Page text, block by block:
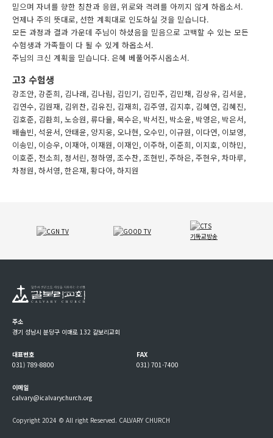
믿으며 자녀를 향한 칭찬과 응원, 위로와 격려를 아끼지 않게 하옵소서.
언제나 주의 뜻대로, 선한 계획대로 인도하실 것을 믿습니다.
모든 과정과 결과 가운데 주님이 하셨음을 믿음으로 고백할 수 있는 모든
수험생과 가족들이 다 될 수 있게 하옵소서.
주님의 크신 계획을 믿습니다. 은혜 베풀어주시옵소서.
고3 수험생
강조안, 강준희, 김나래, 김나림, 김민기, 김민주, 김민채, 김상유, 김서윤,
김연수, 김원재, 김위찬, 김유진, 김재희, 김주영, 김지후, 김혜연, 김혜진,
김호준, 김환희, 노승원, 류다율, 목수은, 박서진, 박소윤, 박영은, 박은서,
배솔빈, 석윤서, 안태윤, 양지웅, 오나현, 오수민, 이규원, 이다연, 이보영,
이송민, 이승우, 이재아, 이재원, 이재인, 이주하, 이준희, 이지호, 이하민,
이호준, 전소희, 정서린, 정하영, 조수찬, 조현빈, 주하은, 주현우, 차마루,
차정원, 하서영, 한은재, 황다아, 하지원
주소
경기 성남시 분당구 이매로 132 갈보리교회
대표번호
031) 789-8800
FAX
031) 701-7400
이메일
calvary@icalvarychurch.org
Copyright 2024 © All right Reserved. CALVARY CHURCH